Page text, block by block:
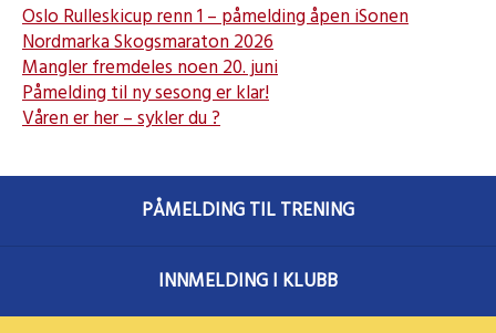
Oslo Rulleskicup renn 1 – påmelding åpen iSonen
Nordmarka Skogsmaraton 2026
Mangler fremdeles noen 20. juni
Påmelding til ny sesong er klar!
Våren er her – sykler du ?
PÅMELDING TIL TRENING
INNMELDING I KLUBB